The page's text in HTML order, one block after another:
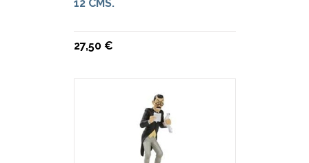
12 CMS.
27,50 €